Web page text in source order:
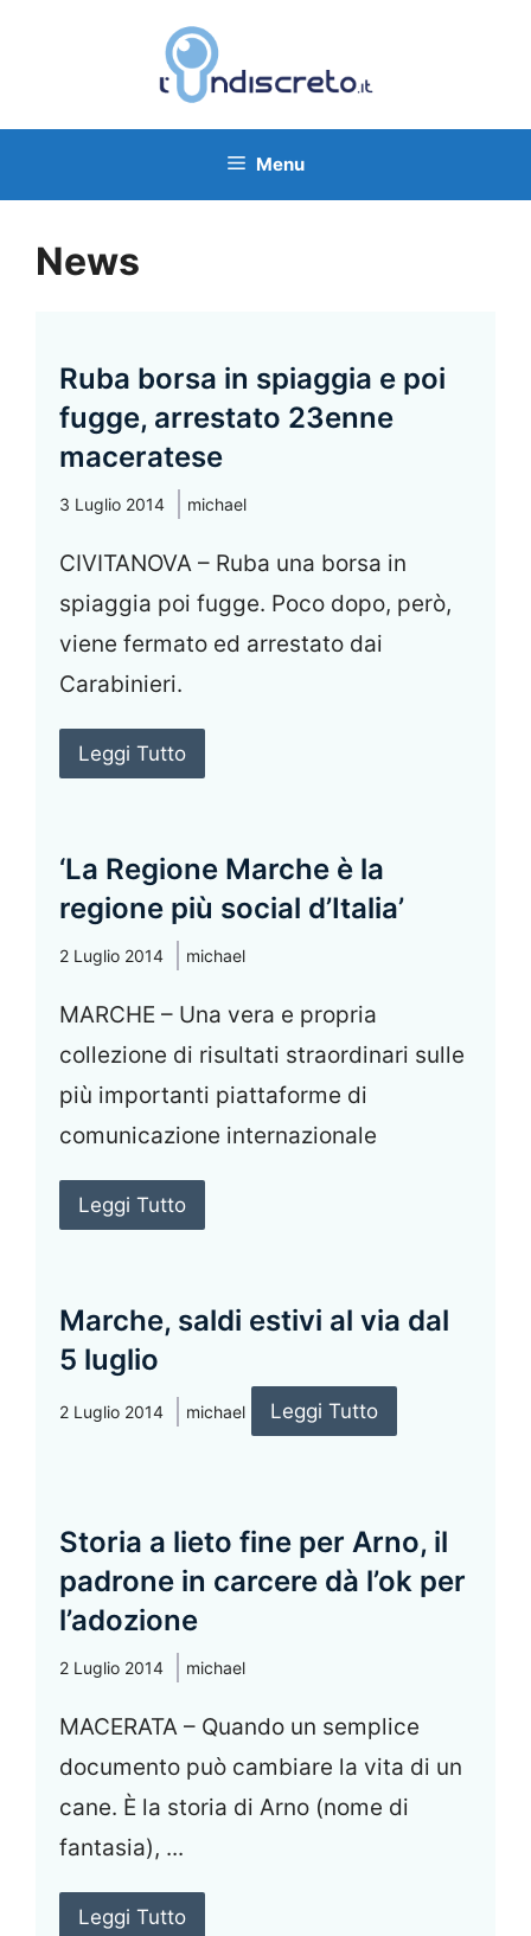
Menu
News
Ruba borsa in spiaggia e poi
fugge, arrestato 23enne
maceratese
3 Luglio 2014 michael
CIVITANOVA – Ruba una borsa in
spiaggia poi fugge. Poco dopo, però,
viene fermato ed arrestato dai
Carabinieri.
Leggi Tutto
‘La Regione Marche è la
regione più social d’Italia’
2 Luglio 2014 michael
MARCHE – Una vera e propria
collezione di risultati straordinari sulle
più importanti piattaforme di
comunicazione internazionale
Leggi Tutto
Marche, saldi estivi al via dal
5 luglio
2 Luglio 2014 michael Leggi Tutto
Storia a lieto fine per Arno, il
padrone in carcere dà l’ok per
l’adozione
2 Luglio 2014 michael
MACERATA – Quando un semplice
documento può cambiare la vita di un
cane. È la storia di Arno (nome di
fantasia), ...
Leggi Tutto